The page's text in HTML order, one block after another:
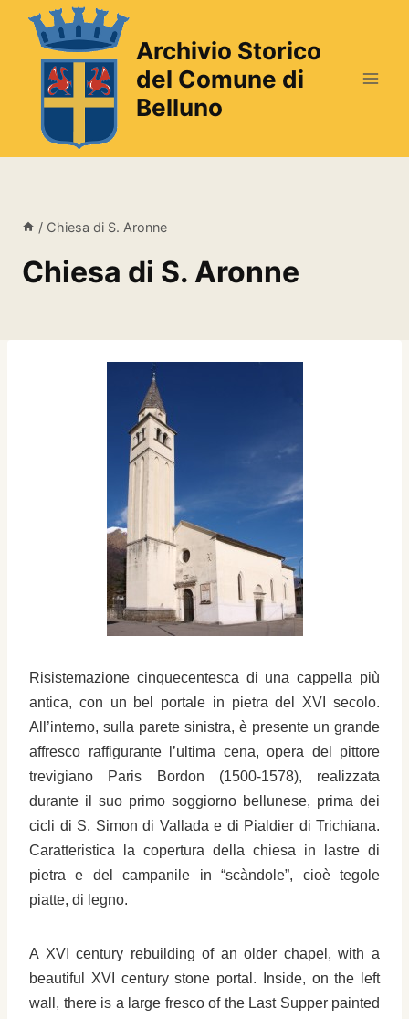
Salta
contenuto
Archivio Storico
del Comune di
Belluno
/ Chiesa di S. Aronne
Chiesa di S. Aronne
Risistemazione cinquecentesca di una cappella più
antica, con un bel portale in pietra del XVI secolo.
All’interno, sulla parete sinistra, è presente un grande
affresco raffigurante l’ultima cena, opera del pittore
trevigiano Paris Bordon (1500-1578), realizzata
durante il suo primo soggiorno bellunese, prima dei
cicli di S. Simon di Vallada e di Pialdier di Trichiana.
Caratteristica la copertura della chiesa in lastre di
pietra e del campanile in “scàndole”, cioè tegole
piatte, di legno.
A XVI century rebuilding of an older chapel, with a
beautiful XVI century stone portal. Inside, on the left
wall, there is a large fresco of the Last Supper painted